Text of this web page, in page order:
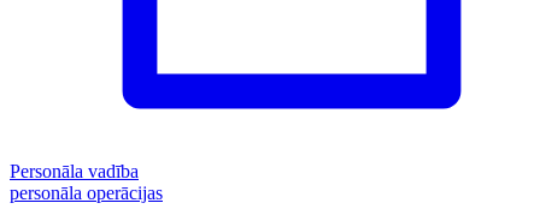
Personāla vadība
personāla operācijas